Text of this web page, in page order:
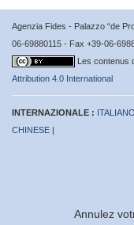
Agenzia Fides - Palazzo “de
06-69880115 - Fax +39-06-
Les contenus
Attribution 4.0 International
INTERNAZIONALE : ITALIANO
CHINESE |
Annulez